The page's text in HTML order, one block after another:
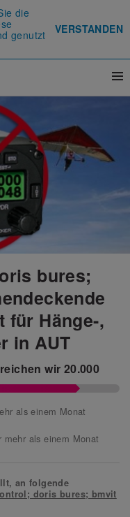
die
genutzt
VERSTANDEN
bures;
für Hänge-,
in AUT
wir 20.000
als einem Monat
als einem Monat
als einem Monat
an folgende
doris bures; bmvit